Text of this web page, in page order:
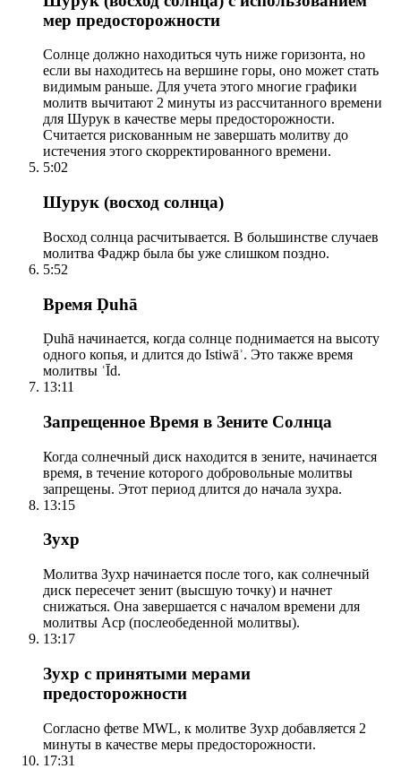
мер предосторожности
Солнце должно находиться чуть ниже горизонта, но
если вы находитесь на вершине горы, оно может стать
видимым раньше. Для учета этого многие графики
молитв вычитают 2 минуты из рассчитанного времени
для Шурук в качестве меры предосторожности.
Считается рискованным не завершать молитву до
истечения этого скорректированного времени.
5:02
Шурук (восход солнца)
Восход солнца расчитывается. В большинстве случаев
молитва Фаджр была бы уже слишком поздно.
5:52
Время Ḍuhā
Ḍuhā начинается, когда солнце поднимается на высоту
одного копья, и длится до Istiwāʾ. Это также время
молитвы ʿĪd.
13:11
Запрещенное Время в Зените Солнца
Когда солнечный диск находится в зените, начинается
время, в течение которого добровольные молитвы
запрещены. Этот период длится до начала зухра.
13:15
Зухр
Молитва Зухр начинается после того, как солнечный
диск пересечет зенит (высшую точку) и начнет
снижаться. Она завершается с началом времени для
молитвы Аср (послеобеденной молитвы).
13:17
Зухр с принятыми мерами
предосторожности
Согласно фетве MWL, к молитве Зухр добавляется 2
минуты в качестве меры предосторожности.
17:31